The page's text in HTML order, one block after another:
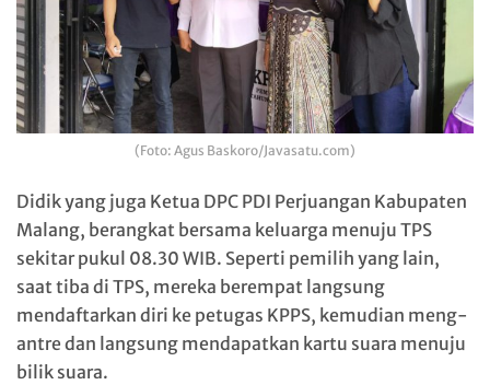
(Foto: Agus Baskoro/Javasatu.com)
Didik yang juga Ketua DPC PDI Perjuangan Kabupaten
Malang, berangkat bersama keluarga menuju TPS
sekitar pukul 08.30 WIB. Seperti pemilih yang lain,
saat tiba di TPS, mereka berempat langsung
mendaftarkan diri ke petugas KPPS, kemudian meng-
antre dan langsung mendapatkan kartu suara menuju
bilik suara.